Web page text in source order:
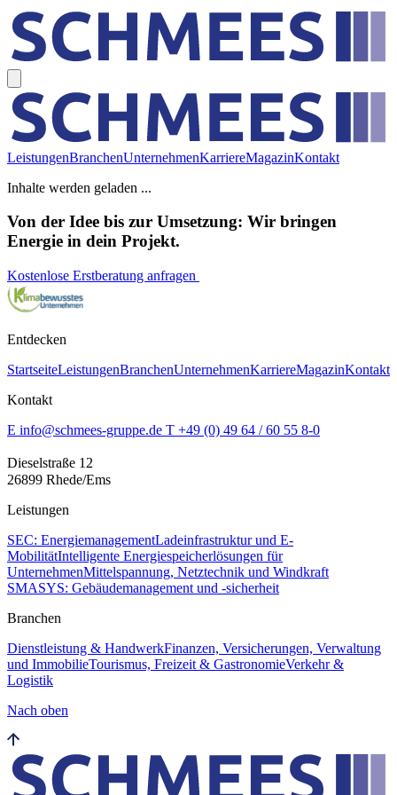
LeistungenBranchenUnternehmenKarriereMagazinKontakt
Inhalte werden geladen ...
Von der Idee bis zur Umsetzung: Wir bringen
Energie in dein Projekt.
Kostenlose Erstberatung anfragen
Entdecken
StartseiteLeistungenBranchenUnternehmenKarriereMagazinKontakt
Kontakt
E info@schmees-gruppe.de T +49 (0) 49 64 / 60 55 8-0
Dieselstraße 12
26899 Rhede/Ems
Leistungen
SEC: EnergiemanagementLadeinfrastruktur und E-
MobilitätIntelligente Energiespeicherlösungen für
UnternehmenMittelspannung, Netztechnik und Windkraft
SMASYS: Gebäudemanagement und -sicherheit
Branchen
Dienstleistung & HandwerkFinanzen, Versicherungen, Verwaltung
und ImmobilieTourismus, Freizeit & GastronomieVerkehr &
Logistik
Nach oben